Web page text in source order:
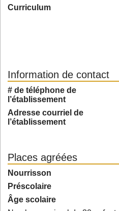
Curriculum
Information de contact
# de téléphone de
l’établissement
Adresse courriel de
l’établissement
Places agréées
Nourrisson
Préscolaire
Âge scolaire